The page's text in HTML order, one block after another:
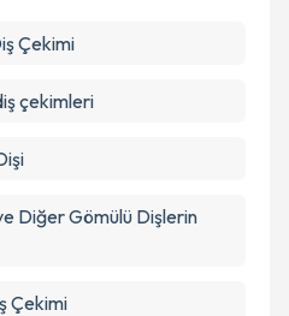
Çekimi
çekimleri
Diğer Gömülü Dişlerin
Çekimi